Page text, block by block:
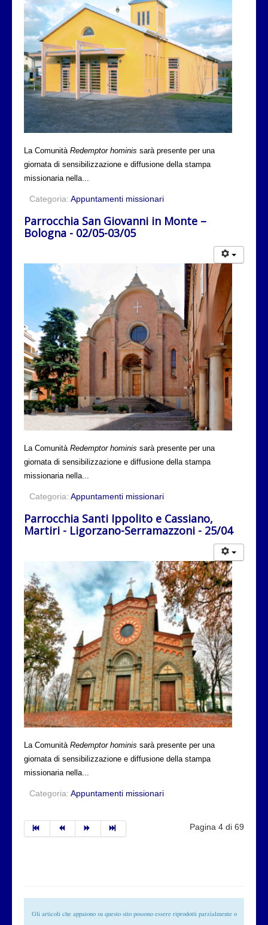
La Comunità Redemptor hominis sarà presente per una
giornata di sensibilizzazione e diffusione della stampa
missionaria nella...
Categoria: Appuntamenti missionari
Parrocchia San Giovanni in Monte –
Bologna - 02/05-03/05
La Comunità Redemptor hominis sarà presente per una
giornata di sensibilizzazione e diffusione della stampa
missionaria nella...
Categoria: Appuntamenti missionari
Parrocchia Santi Ippolito e Cassiano,
Martiri - Ligorzano-Serramazzoni - 25/04
La Comunità Redemptor hominis sarà presente per una
giornata di sensibilizzazione e diffusione della stampa
missionaria nella...
Categoria: Appuntamenti missionari
Pagina 4 di 69
Gli articoli che appaiono su questo sito possono essere riprodotti parzialmente o